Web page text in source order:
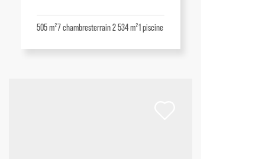
505 m²7chambresterrain 2 534 m²1piscine